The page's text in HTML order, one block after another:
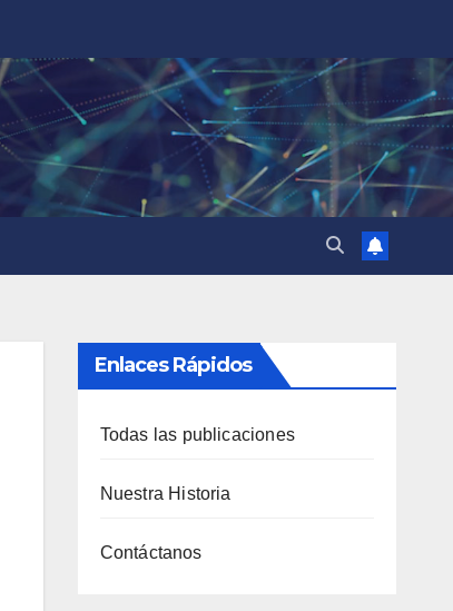
Enlaces Rápidos
Todas las publicaciones
Nuestra Historia
Contáctanos